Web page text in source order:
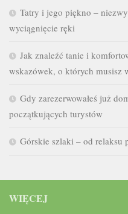
Tatry i jego piękno –
wyciągnięcie ręki
Jak znaleźć tanie i
wskazówek, o których musisz
Gdy zarezerwowałeś już
początkujących turystów
Górskie szlaki – od relaksu
WIĘCEJ